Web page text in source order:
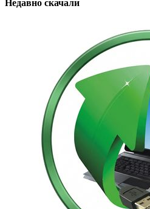
Недавно скачали